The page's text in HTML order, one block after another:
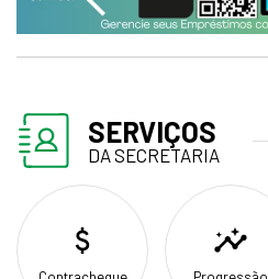
SERVIÇOS
DA SECRETARIA